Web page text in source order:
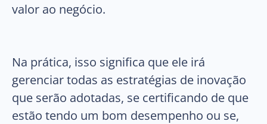
valor ao negócio.
Na prática, isso significa que ele irá
gerenciar todas as estratégias de inovação
que serão adotadas, se certificando de que
estão tendo um bom desempenho ou se,